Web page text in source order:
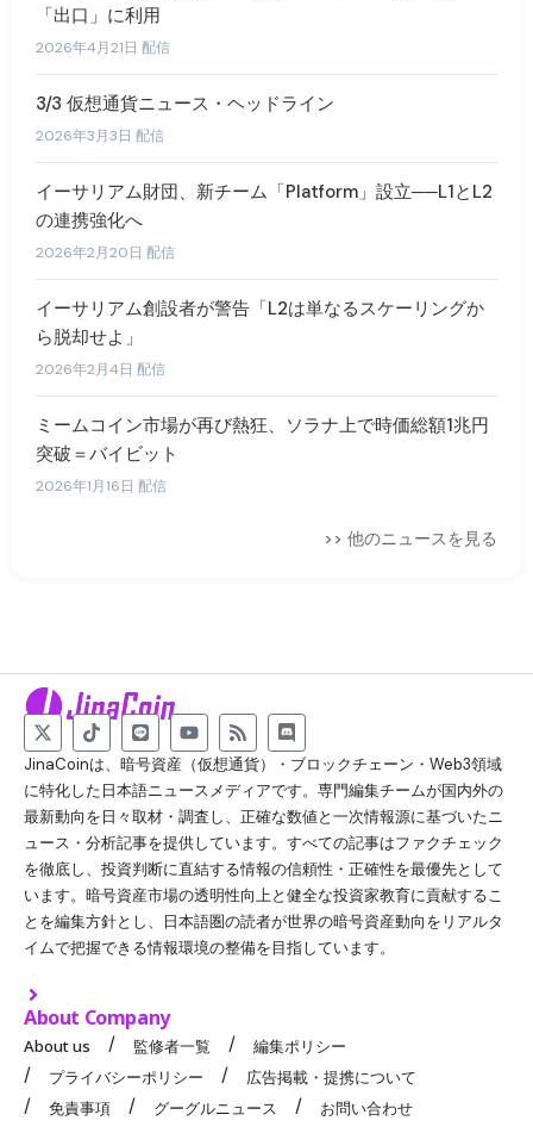
「出口」に利用
2026年4月21日 配信
3/3 仮想通貨ニュース・ヘッドライン
2026年3月3日 配信
イーサリアム財団、新チーム「Platform」設立──L1とL2
の連携強化へ
2026年2月20日 配信
イーサリアム創設者が警告「L2は単なるスケーリングか
ら脱却せよ」
2026年2月4日 配信
ミームコイン市場が再び熱狂、ソラナ上で時価総額1兆円
突破＝バイビット
2026年1月16日 配信
>> 他のニュースを見る
JinaCoinは、暗号資産（仮想通貨）・ブロックチェーン・Web3領域
に特化した日本語ニュースメディアです。専門編集チームが国内外の
最新動向を日々取材・調査し、正確な数値と一次情報源に基づいたニ
ュース・分析記事を提供しています。すべての記事はファクチェック
を徹底し、投資判断に直結する情報の信頼性・正確性を最優先として
います。暗号資産市場の透明性向上と健全な投資家教育に貢献するこ
とを編集方針とし、日本語圏の読者が世界の暗号資産動向をリアルタ
イムで把握できる情報環境の整備を目指しています。
About Company
About us 監修者一覧
編集ポリシー
プライバシーポリシー
広告掲載・提携について
免責事項
グーグルニュース お問い合わせ